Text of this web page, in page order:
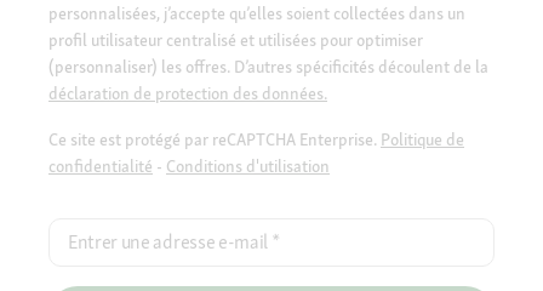
personnalisées, j’accepte qu’elles soient collectées dans un
profil utilisateur centralisé et utilisées pour optimiser
(personnaliser) les offres. D’autres spécificités découlent de la
déclaration de protection des données.
Ce site est protégé par reCAPTCHA Enterprise. Politique de
confidentialité - Conditions d'utilisation
Entrer une adresse e-mail *